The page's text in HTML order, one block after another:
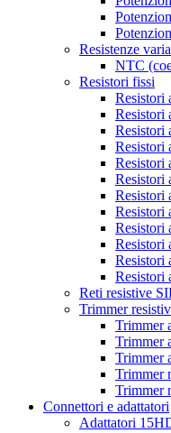
Resistenze
NTC
Resistori fissi
Resistori
Resistori
Resistori
Resistori
Resistori
Resistori
Resistori
Resistori
Resistori
Resistori
Resistori
Resistori
Reti resistive
Trimmer
Trimmer
Trimmer
Trimmer
Trimmer
Trimmer
Connettori e adattatori
Adattatori